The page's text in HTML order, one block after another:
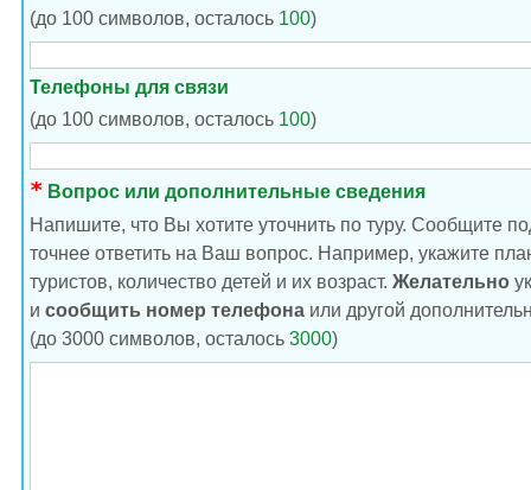
(до 100 символов, осталось 100)
Телефоны для связи
(до 100 символов, осталось 100)
Вопрос или дополнительные сведения
Напишите, что Вы хотите уточнить по туру. Сообщите
точнее ответить на Ваш вопрос. Например, укажите
туристов, количество детей и их возраст. Желательно
и сообщить номер телефона или другой
(до 3000 символов, осталось 3000)